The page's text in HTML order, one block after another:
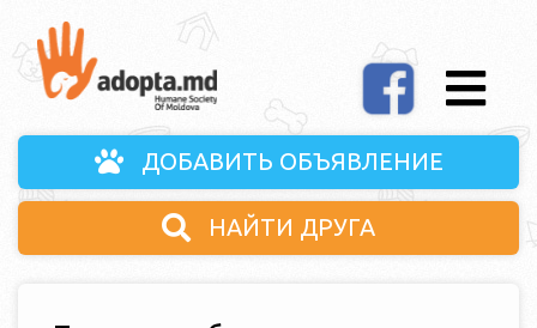
ДОБАВИТЬ ОБЪЯВЛЕНИЕ
НАЙТИ ДРУГА